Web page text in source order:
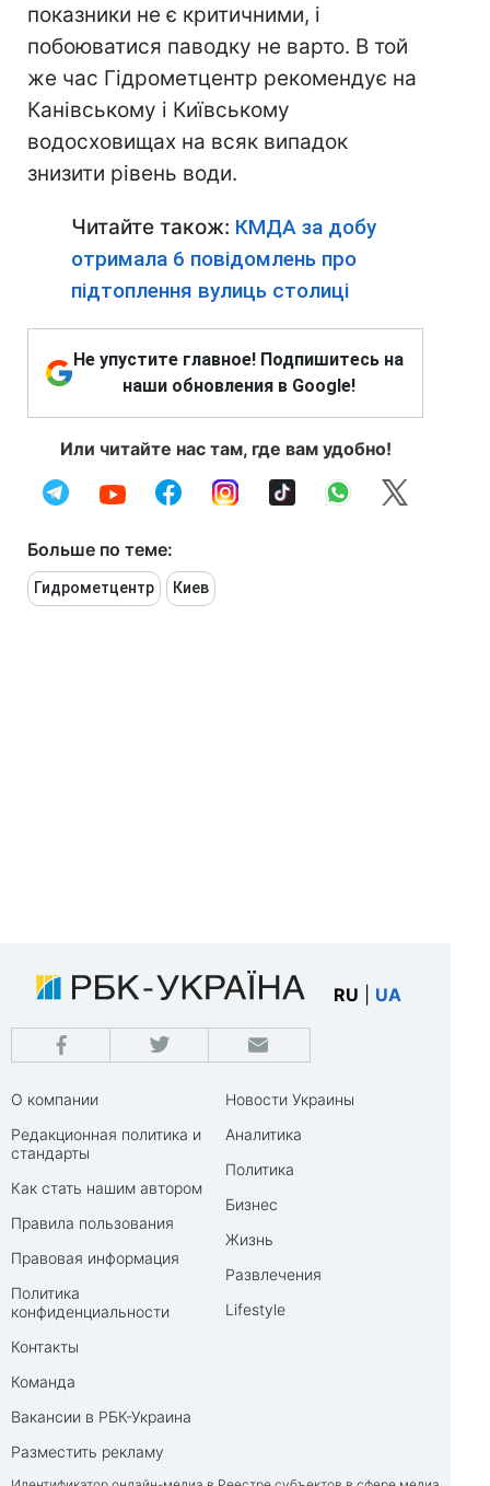
показники не є критичними, і
побоюватися паводку не варто. В той
же час Гідрометцентр рекомендує на
Канівському і Київському
водосховищах на всяк випадок
знизити рівень води.
Читайте також: КМДА за добу
отримала 6 повідомлень про
підтоплення вулиць столиці
Не упустите главное! Подпишитесь на
наши обновления в Google!
Или читайте нас там, где вам удобно!
Больше по теме:
Гидрометцентр Киев
RU UA
О компании
Редакционная политика и
стандарты
Как стать нашим автором
Правила пользования
Правовая информация
Политика
конфиденциальности
Контакты
Команда
Вакансии в РБК-Украина
Разместить рекламу
Новости Украины
Аналитика
Политика
Бизнес
Жизнь
Развлечения
Lifestyle